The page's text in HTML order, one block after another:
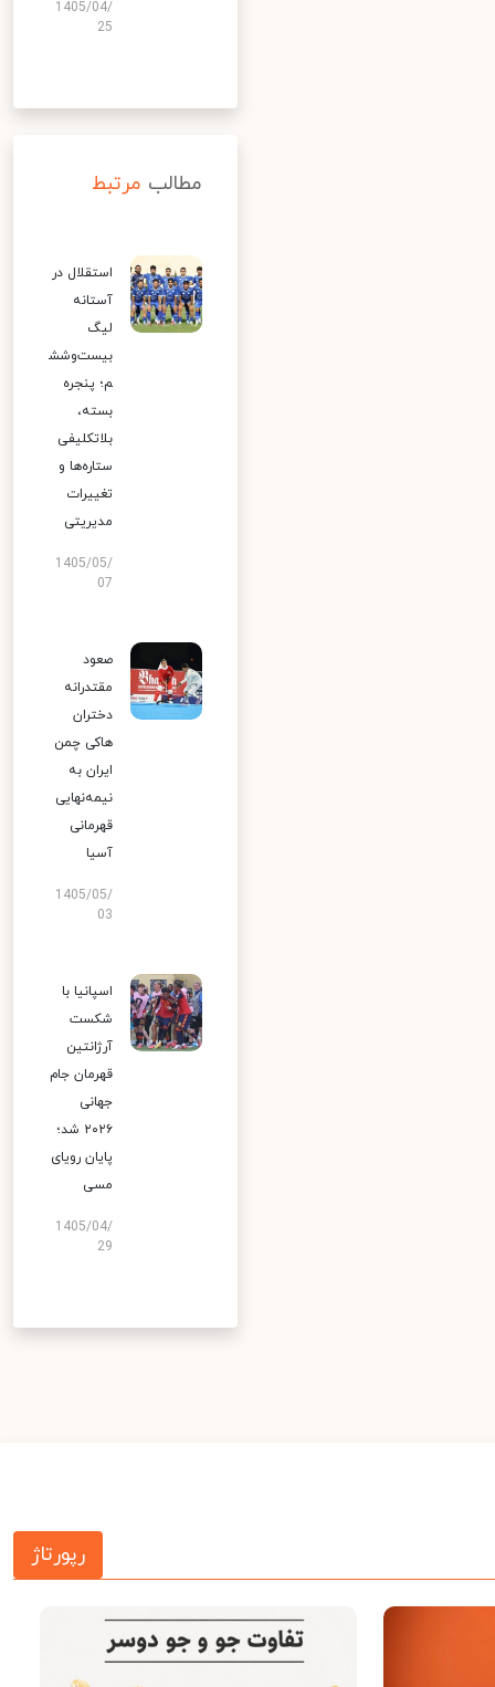
1405/04/
25
مطالب مرتبط
استقلال در
آستانه
لیگ
بیست‌وشش
م؛ پنجره
بسته،
بلاتکلیفی
ستاره‌ها و
تغییرات
مدیریتی
1405/05/
07
صعود
مقتدرانه
دختران
هاکی چمن
ایران به
نیمه‌نهایی
قهرمانی
آسیا
1405/05/
03
اسپانیا با
شکست
آرژانتین
قهرمان جام
جهانی
۲۰۲۶ شد؛
پایان رویای
مسی
1405/04/
29
رپورتاژ